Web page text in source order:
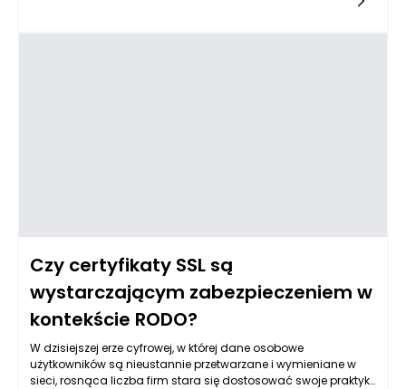
Czy certyfikaty SSL są
wystarczającym zabezpieczeniem w
kontekście RODO?
W dzisiejszej erze cyfrowej, w której dane osobowe
użytkowników są nieustannie przetwarzane i wymieniane w
sieci, rosnąca liczba firm stara się dostosować swoje praktyki